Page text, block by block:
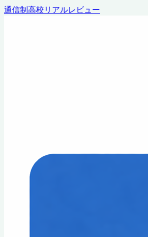
通信制高校リアルレビュー